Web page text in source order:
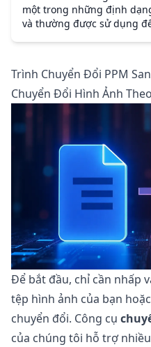
một trong những định
và thường được sử dụng
Trình Chuyển Đổi PPM
Chuyển Đổi Hình Ảnh
Để bắt đầu, chỉ cần nhấp
tệp hình ảnh của bạn
chuyển đổi. Công cụ
của chúng tôi hỗ trợ